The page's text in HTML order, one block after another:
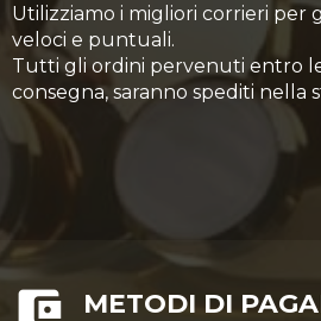
Utilizziamo i migliori corrieri per
veloci e puntuali.
Tutti gli ordini pervenuti entro
consegna, saranno spediti nella
METODI DI